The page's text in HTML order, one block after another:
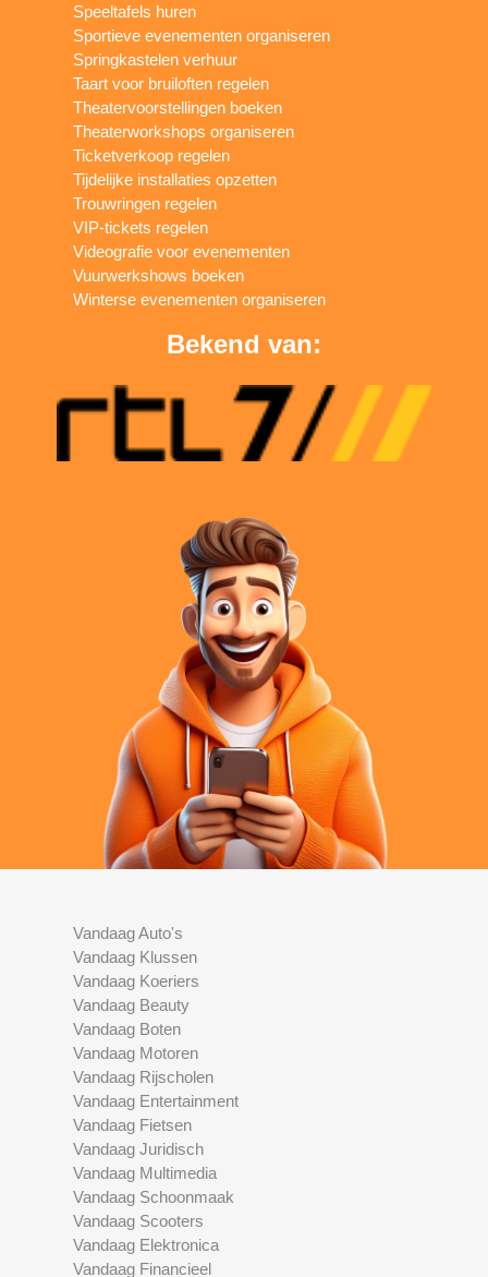
Speeltafels huren
Sportieve evenementen organiseren
Springkastelen verhuur
Taart voor bruiloften regelen
Theatervoorstellingen boeken
Theaterworkshops organiseren
Ticketverkoop regelen
Tijdelijke installaties opzetten
Trouwringen regelen
VIP-tickets regelen
Videografie voor evenementen
Vuurwerkshows boeken
Winterse evenementen organiseren
Bekend van:
Vandaag Auto's
Vandaag Klussen
Vandaag Koeriers
Vandaag Beauty
Vandaag Boten
Vandaag Motoren
Vandaag Rijscholen
Vandaag Entertainment
Vandaag Fietsen
Vandaag Juridisch
Vandaag Multimedia
Vandaag Schoonmaak
Vandaag Scooters
Vandaag Elektronica
Vandaag Financieel